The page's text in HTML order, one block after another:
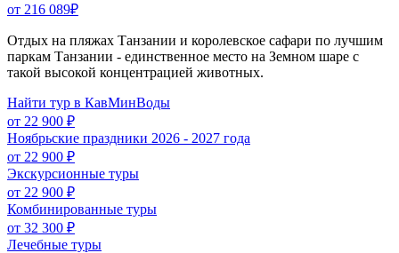
от 216 089₽
Отдых на пляжах Танзании и королевское сафари по лучшим
паркам Танзании - единственное место на Земном шаре с
такой высокой концентрацией животных.
Найти тур в КавМинВоды
от 22 900 ₽
Ноябрьские праздники 2026 - 2027 года
от 22 900 ₽
Экскурсионные туры
от 22 900 ₽
Комбинированные туры
от 32 300 ₽
Лечебные туры